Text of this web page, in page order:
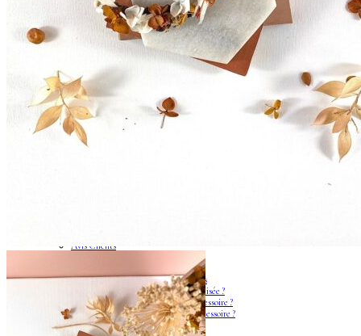
Boutonnières Classiques
Boutonnières Broches
Déco
Déco de table mariage
Bouquets déco
Couronnes murales
Avis Clients
Les fleurs séchées françaises
Qu’est-ce que la fleur stabilisée ?
Quand commander son accessoire ?
Comment conserver son accessoire ?